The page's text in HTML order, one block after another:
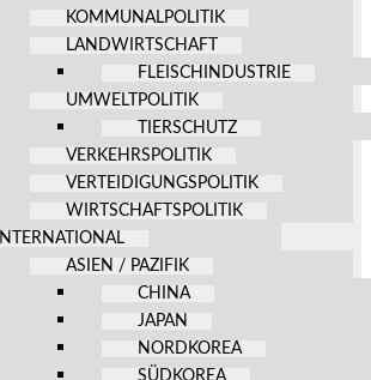
KOMMUNALPOLITIK
LANDWIRTSCHAFT
FLEISCHINDUSTRIE
UMWELTPOLITIK
TIERSCHUTZ
VERKEHRSPOLITIK
VERTEIDIGUNGSPOLITIK
WIRTSCHAFTSPOLITIK
INTERNATIONAL
ASIEN / PAZIFIK
CHINA
JAPAN
NORDKOREA
SÜDKOREA